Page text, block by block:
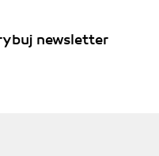
(68)
newsletter